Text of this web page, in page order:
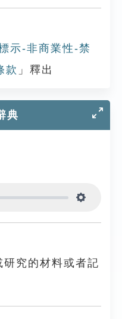
示-非商業性-禁
款 」釋出
典
研究的材料或者記